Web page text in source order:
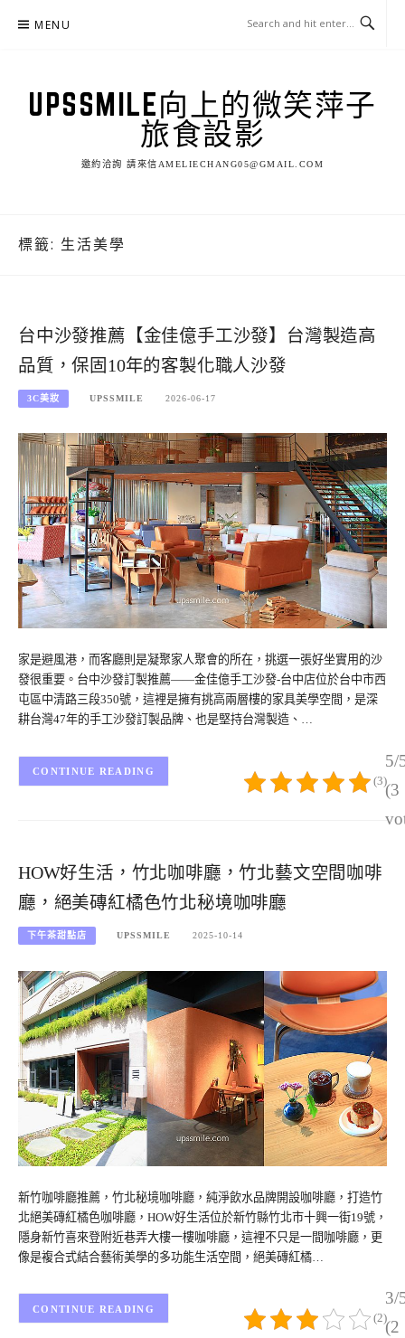
MENU
UPSSMILE向上的微笑萍子
旅食設影
邀約洽詢 請來信AMELIECHANG05@GMAIL.COM
標籤: 生活美學
台中沙發推薦【金佳億手工沙發】台灣製造高
品質，保固10年的客製化職人沙發
3C美妝 UPSSMILE 2026-06-17
家是避風港，而客廳則是凝聚家人聚會的所在，挑選一張好坐實用的沙
發很重要。台中沙發訂製推薦——金佳億手工沙發-台中店位於台中市西
屯區中清路三段350號，這裡是擁有挑高兩層樓的家具美學空間，是深
耕台灣47年的手工沙發訂製品牌、也是堅持台灣製造、…
5/
(3
(3)
CONTINUE READING
HOW好生活，竹北咖啡廳，竹北藝文空間咖啡
廳，絕美磚紅橘色竹北秘境咖啡廳
下午茶甜點店 UPSSMILE 2025-10-14
新竹咖啡廳推薦，竹北秘境咖啡廳，純淨飲水品牌開設咖啡廳，打造竹
北絕美磚紅橘色咖啡廳，HOW好生活位於新竹縣竹北市十興一街19號，
隱身新竹喜來登附近巷弄大樓一樓咖啡廳，這裡不只是一間咖啡廳，更
像是複合式結合藝術美學的多功能生活空間，絕美磚紅橘…
3/
(2
(2)
CONTINUE READING